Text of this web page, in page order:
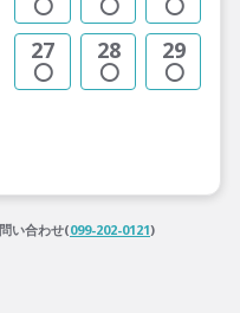
27 28 29
問い合わせ(099-202-0121)